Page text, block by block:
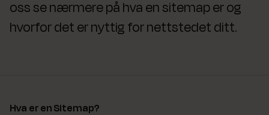
oss se nærmere på hva en sitemap er og
hvorfor det er nyttig for nettstedet ditt.
Hva er en Sitemap?